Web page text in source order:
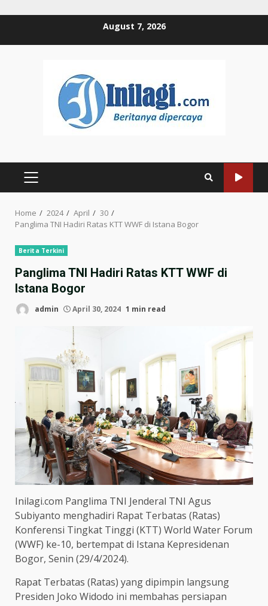
August 7, 2026
PRIMARY
Home 2024 April
30
Panglima TNI Hadiri Ratas KTT WWF di Istana Bogor
Berita Terkini
Panglima TNI Hadiri Ratas KTT WWF di
Istana Bogor
admin April 30, 2024 1 min read
Inilagi.com Panglima TNI Jenderal TNI Agus
Subiyanto menghadiri Rapat Terbatas (Ratas)
Konferensi Tingkat Tinggi (KTT) World Water Forum
(WWF) ke-10, bertempat di Istana Kepresidenan
Bogor, Senin (29/4/2024).
Rapat Terbatas (Ratas) yang dipimpin langsung
Presiden Joko Widodo ini membahas persiapan